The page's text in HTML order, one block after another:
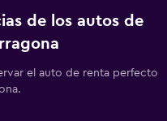
de los autos de
el auto de renta perfecto